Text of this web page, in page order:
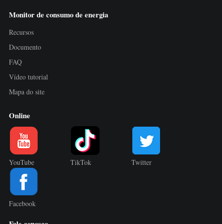
Monitor de consumo de energia
Recursos
Documento
FAQ
Vídeo tutorial
Mapa do site
Online
YouTube TikTok Twitter
Facebook